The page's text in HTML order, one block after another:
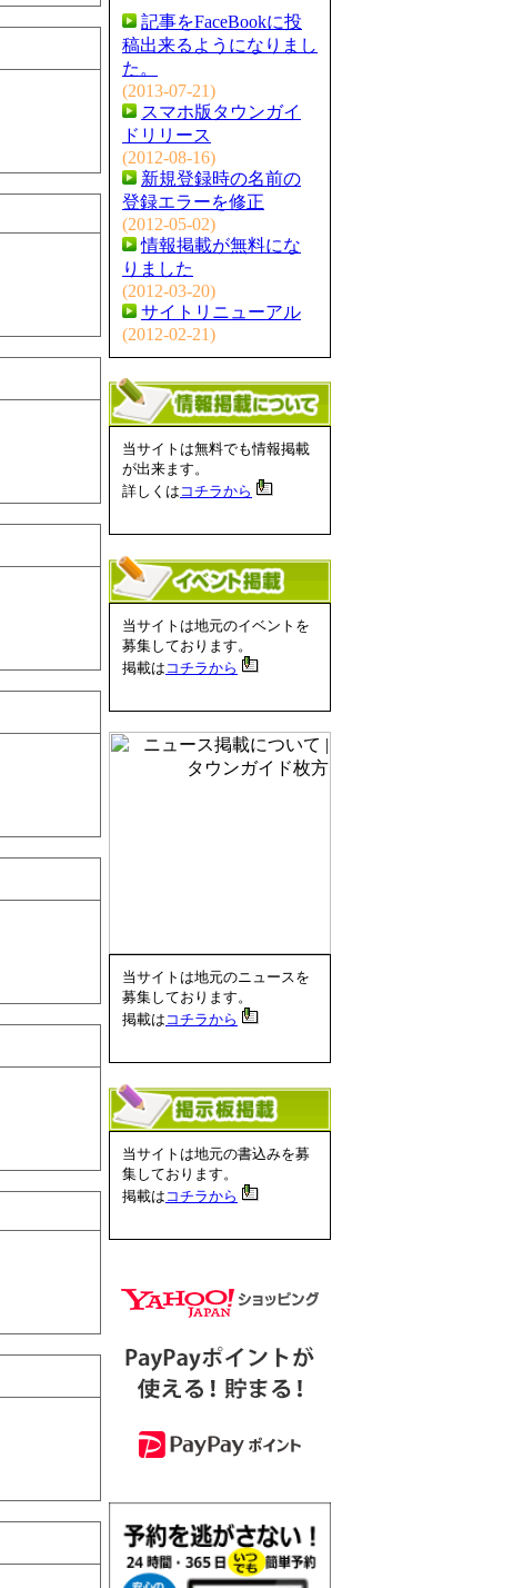
記事をFaceBookに投
稿出来るようになりまし
た。
(2013-07-21)
スマホ版タウンガイ
ドリリース
(2012-08-16)
新規登録時の名前の
登録エラーを修正
(2012-05-02)
情報掲載が無料にな
りました
(2012-03-20)
サイトリニューアル
(2012-02-21)
当サイトは無料でも情報掲載
が出来ます。
詳しくは コチラから
当サイトは地元のイベントを
募集しております。
掲載は コチラから
当サイトは地元のニュースを
募集しております。
掲載は コチラから
当サイトは地元の書込みを募
集しております。
掲載は コチラから